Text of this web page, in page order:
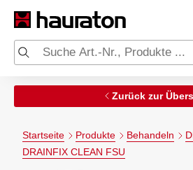
Zurück zur
Startseite Produkte Behandeln
DRAINFIX CLEAN FSU